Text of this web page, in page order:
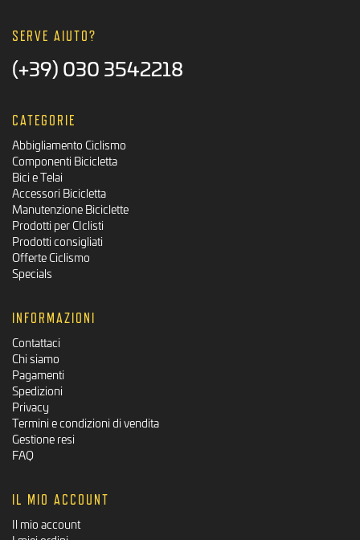
SERVE AIUTO?
(+39) 030 3542218
CATEGORIE
Abbigliamento Ciclismo
Componenti Bicicletta
Bici e Telai
Accessori Bicicletta
Manutenzione Biciclette
Prodotti per CIclisti
Prodotti consigliati
Offerte Ciclismo
Specials
INFORMAZIONI
Contattaci
Chi siamo
Pagamenti
Spedizioni
Privacy
Termini e condizioni di vendita
Gestione resi
FAQ
IL MIO ACCOUNT
Il mio account